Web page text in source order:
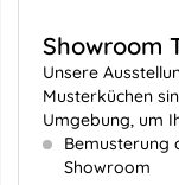
Showroom
Unsere
Musterküchen
Umgebung, um
Bemusterung
Showroom